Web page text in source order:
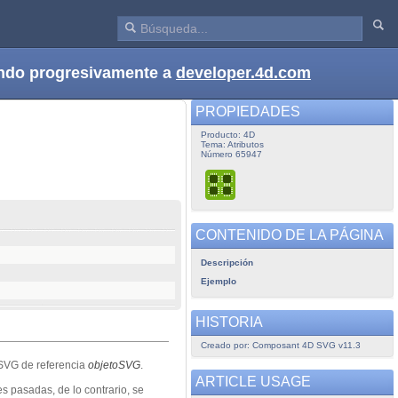
progresivamente a developer.4d.com
de referencia objetoSVG.
pasadas, de lo contrario, se
PROPIEDADES
Producto: 4D
Tema: Atributos
Número 65947
CONTENIDO DE LA PÁGINA
Descripción
Ejemplo
HISTORIA
Creado por: Composant 4D SVG v11.3
ARTICLE USAGE